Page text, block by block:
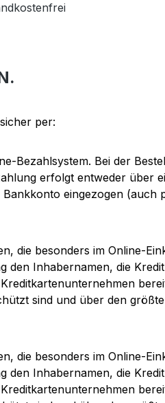
per:
Bezahlsystem. Bei der
erfolgt entweder über
eingezogen (auch
die besonders im Online-
den Inhabernamen, die
sind und über den
die besonders im Online-
den Inhabernamen, die